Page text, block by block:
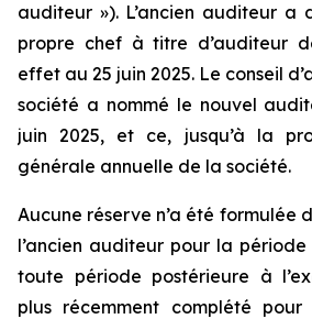
auditeur »). L’ancien auditeur a
propre chef à titre d’auditeur
effet au 25 juin 2025. Le conseil
société a nommé le nouvel
juin 2025, et ce, jusqu’à la
générale annuelle de la société.
Aucune réserve n’a été formulée
l’ancien auditeur pour la
toute période postérieure à
plus récemment complété